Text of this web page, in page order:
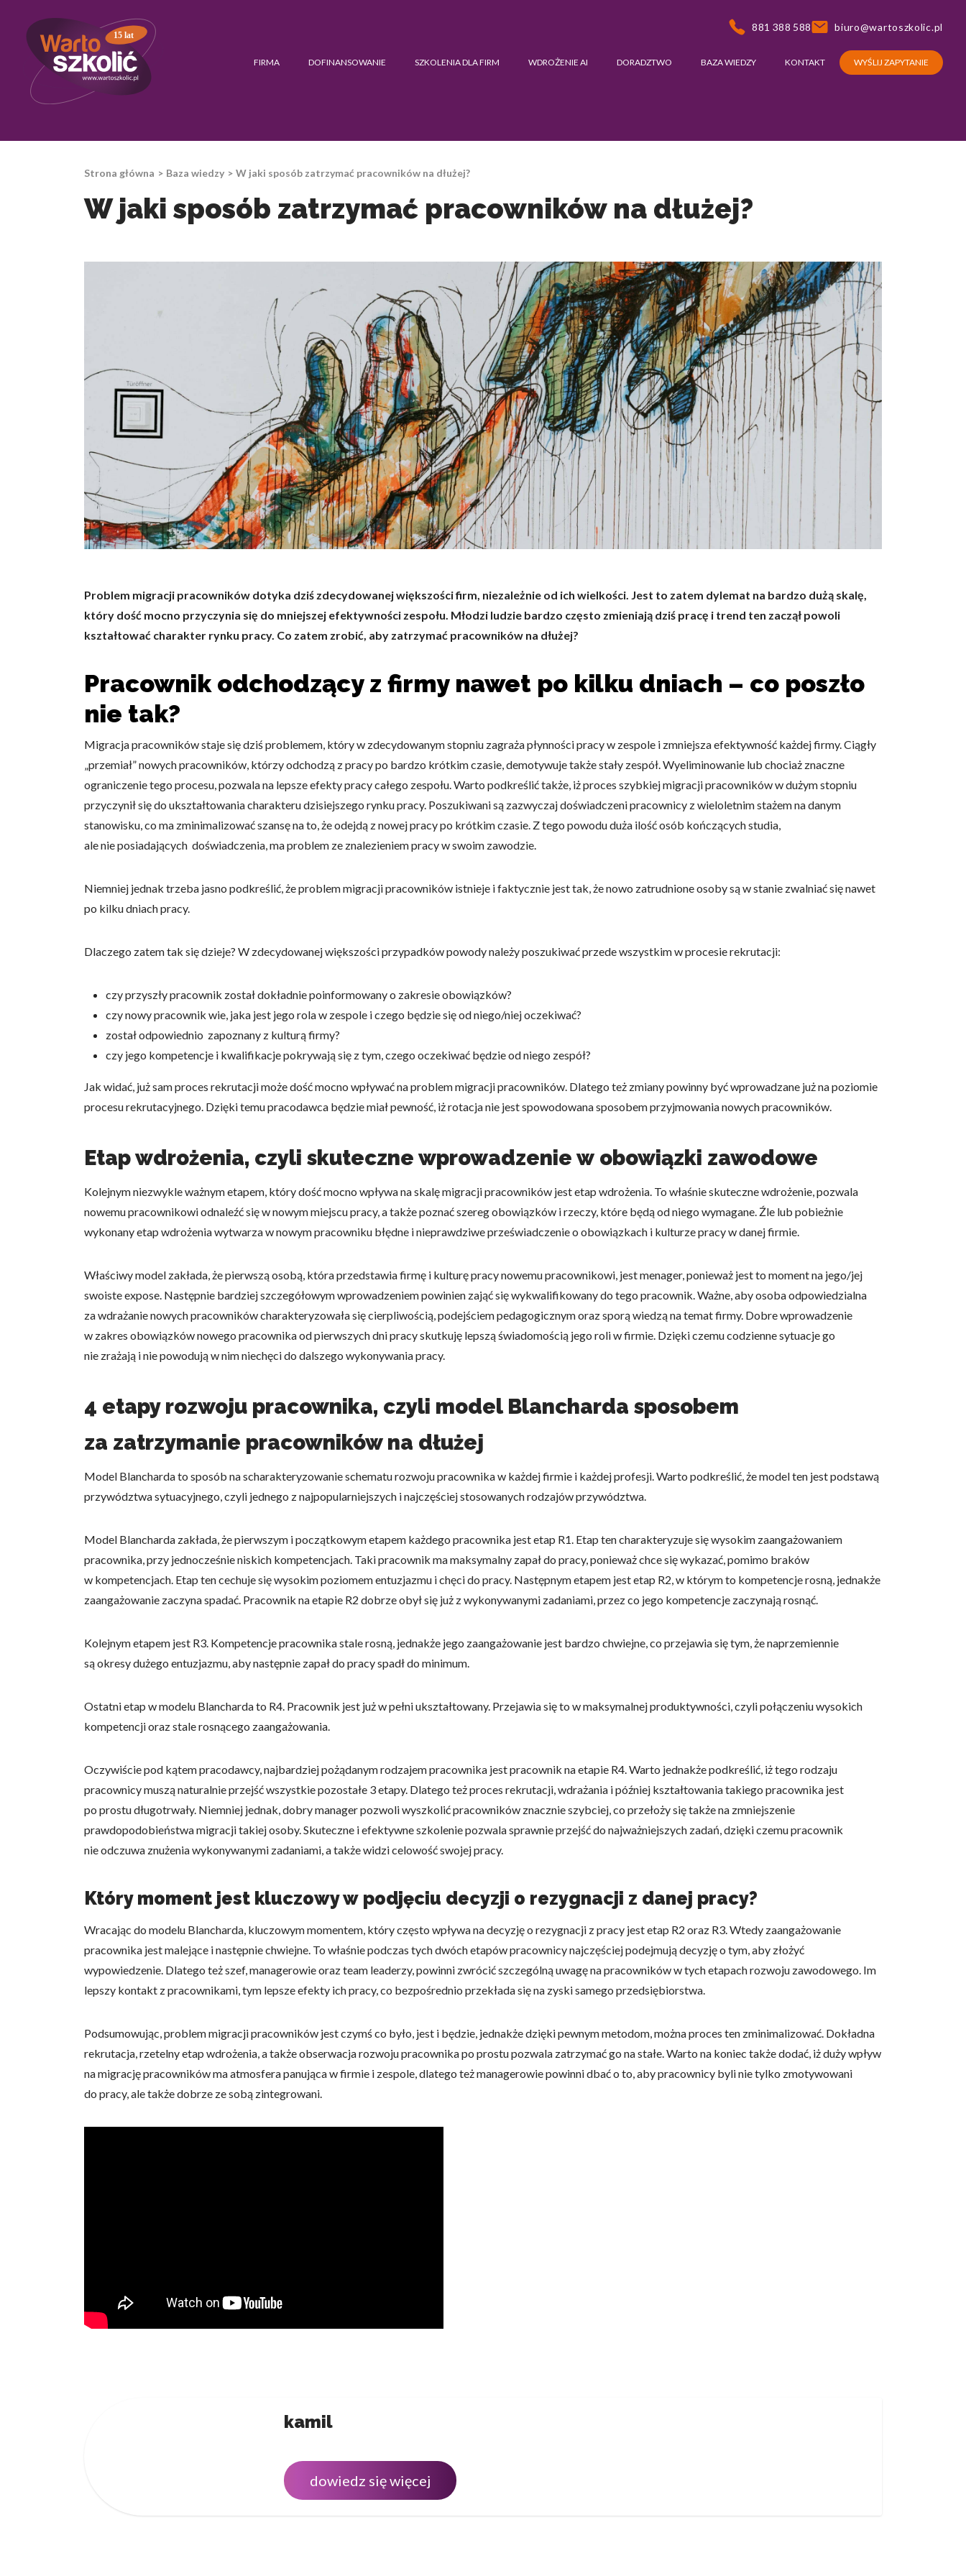
15 lat
881 388 588 biuro@wartoszkolic.pl
FIRMA DOFINANSOWANIE SZKOLENIA DLA FIRM WDROŻENIE AI DORADZTWO BAZA WIEDZY KONTAKT WYŚLIJ ZAPYTANIE
Strona główna Baza wiedzy W jaki sposób zatrzymać pracowników na dłużej?
W jaki sposób zatrzymać pracowników na dłużej?
Problem migracji pracowników dotyka dziś zdecydowanej większości firm, niezależnie od ich wielkości. Jest to zatem dylemat na bardzo dużą skalę,
który dość mocno przyczynia się do mniejszej efektywności zespołu. Młodzi ludzie bardzo często zmieniają dziś pracę i trend ten zaczął powoli
kształtować charakter rynku pracy. Co zatem zrobić, aby zatrzymać pracowników na dłużej?
Pracownik odchodzący z firmy nawet po kilku dniach – co poszło
nie tak?
Migracja pracowników staje się dziś problemem, który w zdecydowanym stopniu zagraża płynności pracy w zespole i zmniejsza efektywność każdej firmy. Ciągły
„przemiał” nowych pracowników, którzy odchodzą z pracy po bardzo krótkim czasie, demotywuje także stały zespół. Wyeliminowanie lub chociaż znaczne
ograniczenie tego procesu, pozwala na lepsze efekty pracy całego zespołu. Warto podkreślić także, iż proces szybkiej migracji pracowników w dużym stopniu
przyczynił się do ukształtowania charakteru dzisiejszego rynku pracy. Poszukiwani są zazwyczaj doświadczeni pracownicy z wieloletnim stażem na danym
stanowisku, co ma zminimalizować szansę na to, że odejdą z nowej pracy po krótkim czasie. Z tego powodu duża ilość osób kończących studia,
ale nie posiadających doświadczenia, ma problem ze znalezieniem pracy w swoim zawodzie.
Niemniej jednak trzeba jasno podkreślić, że problem migracji pracowników istnieje i faktycznie jest tak, że nowo zatrudnione osoby są w stanie zwalniać się nawet
po kilku dniach pracy.
Dlaczego zatem tak się dzieje? W zdecydowanej większości przypadków powody należy poszukiwać przede wszystkim w procesie rekrutacji:
czy przyszły pracownik został dokładnie poinformowany o zakresie obowiązków?
czy nowy pracownik wie, jaka jest jego rola w zespole i czego będzie się od niego/niej oczekiwać?
został odpowiednio zapoznany z kulturą firmy?
czy jego kompetencje i kwalifikacje pokrywają się z tym, czego oczekiwać będzie od niego zespół?
Jak widać, już sam proces rekrutacji może dość mocno wpływać na problem migracji pracowników. Dlatego też zmiany powinny być wprowadzane już na poziomie
procesu rekrutacyjnego. Dzięki temu pracodawca będzie miał pewność, iż rotacja nie jest spowodowana sposobem przyjmowania nowych pracowników.
Etap wdrożenia, czyli skuteczne wprowadzenie w obowiązki zawodowe
Kolejnym niezwykle ważnym etapem, który dość mocno wpływa na skalę migracji pracowników jest etap wdrożenia. To właśnie skuteczne wdrożenie, pozwala
nowemu pracownikowi odnaleźć się w nowym miejscu pracy, a także poznać szereg obowiązków i rzeczy, które będą od niego wymagane. Źle lub pobieżnie
wykonany etap wdrożenia wytwarza w nowym pracowniku błędne i nieprawdziwe przeświadczenie o obowiązkach i kulturze pracy w danej firmie.
Właściwy model zakłada, że pierwszą osobą, która przedstawia firmę i kulturę pracy nowemu pracownikowi, jest menager, ponieważ jest to moment na jego/jej
swoiste expose. Następnie bardziej szczegółowym wprowadzeniem powinien zająć się wykwalifikowany do tego pracownik. Ważne, aby osoba odpowiedzialna
za wdrażanie nowych pracowników charakteryzowała się cierpliwością, podejściem pedagogicznym oraz sporą wiedzą na temat firmy. Dobre wprowadzenie
w zakres obowiązków nowego pracownika od pierwszych dni pracy skutkuję lepszą świadomością jego roli w firmie. Dzięki czemu codzienne sytuacje go
nie zrażają i nie powodują w nim niechęci do dalszego wykonywania pracy.
4 etapy rozwoju pracownika, czyli model Blancharda sposobem
za zatrzymanie pracowników na dłużej
Model Blancharda to sposób na scharakteryzowanie schematu rozwoju pracownika w każdej firmie i każdej profesji. Warto podkreślić, że model ten jest podstawą
przywództwa sytuacyjnego, czyli jednego z najpopularniejszych i najczęściej stosowanych rodzajów przywództwa.
Model Blancharda zakłada, że pierwszym i początkowym etapem każdego pracownika jest etap R1. Etap ten charakteryzuje się wysokim zaangażowaniem
pracownika, przy jednocześnie niskich kompetencjach. Taki pracownik ma maksymalny zapał do pracy, ponieważ chce się wykazać, pomimo braków
w kompetencjach. Etap ten cechuje się wysokim poziomem entuzjazmu i chęci do pracy. Następnym etapem jest etap R2, w którym to kompetencje rosną, jednakże
zaangażowanie zaczyna spadać. Pracownik na etapie R2 dobrze obył się już z wykonywanymi zadaniami, przez co jego kompetencje zaczynają rosnąć.
Kolejnym etapem jest R3. Kompetencje pracownika stale rosną, jednakże jego zaangażowanie jest bardzo chwiejne, co przejawia się tym, że naprzemiennie
są okresy dużego entuzjazmu, aby następnie zapał do pracy spadł do minimum.
Ostatni etap w modelu Blancharda to R4. Pracownik jest już w pełni ukształtowany. Przejawia się to w maksymalnej produktywności, czyli połączeniu wysokich
kompetencji oraz stale rosnącego zaangażowania.
Oczywiście pod kątem pracodawcy, najbardziej pożądanym rodzajem pracownika jest pracownik na etapie R4. Warto jednakże podkreślić, iż tego rodzaju
pracownicy muszą naturalnie przejść wszystkie pozostałe 3 etapy. Dlatego też proces rekrutacji, wdrażania i później kształtowania takiego pracownika jest
po prostu długotrwały. Niemniej jednak, dobry manager pozwoli wyszkolić pracowników znacznie szybciej, co przełoży się także na zmniejszenie
prawdopodobieństwa migracji takiej osoby. Skuteczne i efektywne szkolenie pozwala sprawnie przejść do najważniejszych zadań, dzięki czemu pracownik
nie odczuwa znużenia wykonywanymi zadaniami, a także widzi celowość swojej pracy.
Który moment jest kluczowy w podjęciu decyzji o rezygnacji z danej pracy?
Wracając do modelu Blancharda, kluczowym momentem, który często wpływa na decyzję o rezygnacji z pracy jest etap R2 oraz R3. Wtedy zaangażowanie
pracownika jest malejące i następnie chwiejne. To właśnie podczas tych dwóch etapów pracownicy najczęściej podejmują decyzję o tym, aby złożyć
wypowiedzenie. Dlatego też szef, managerowie oraz team leaderzy, powinni zwrócić szczególną uwagę na pracowników w tych etapach rozwoju zawodowego. Im
lepszy kontakt z pracownikami, tym lepsze efekty ich pracy, co bezpośrednio przekłada się na zyski samego przedsiębiorstwa.
Podsumowując, problem migracji pracowników jest czymś co było, jest i będzie, jednakże dzięki pewnym metodom, można proces ten zminimalizować. Dokładna
rekrutacja, rzetelny etap wdrożenia, a także obserwacja rozwoju pracownika po prostu pozwala zatrzymać go na stałe. Warto na koniec także dodać, iż duży wpływ
na migrację pracowników ma atmosfera panująca w firmie i zespole, dlatego też managerowie powinni dbać o to, aby pracownicy byli nie tylko zmotywowani
do pracy, ale także dobrze ze sobą zintegrowani.
kamil
dowiedz się więcej
naszej witrynie. Informacje o tym, jak korzystasz z naszej witryny, udostępniamy partnerom społecznościowym, reklamowym i
analitycznym. Partnerzy mogą połączyć te informacje z innymi danymi otrzymanymi od Ciebie lub uzyskanymi podczas korzystania
Niezbędne pliki cookie mają kluczowe znaczenie dla podstawowych funkcji witryny i witryna nie będzie działać w zamierzony
sposób bez nich. Te pliki cookie nie przechowują żadnych danych umożliwiających identyfikację osoby.
Preferencje
np. preferowany język lub region, w którym znajduje się użytkownik.
Statystyczne pliki cookie pomagają właścicielem stron internetowych zrozumieć, w jaki sposób różni użytkownicy zachowują się
na stronie, gromadząc i zgłaszając anonimowe informacje.
Marketing
Marketingowe pliki cookie stosowane są w celu śledzenia użytkowników na stronach internetowych. Celem jest wyświetlanie
reklamodawców strony trzeciej.
Nieklasyfikowane
Nieklasyfikowane pliki cookie, to pliki, które są w procesie klasyfikowania, wraz z dostawcami poszczególnych ciasteczek.